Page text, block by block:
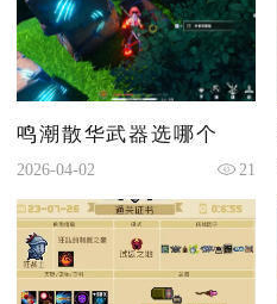
鸣潮散华武器选哪个
2026-04-02 21